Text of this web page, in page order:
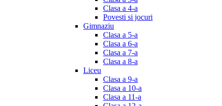
Clasa a 4-a
Povesti si jocuri
Gimnaziu
Clasa a 5-a
Clasa a 6-a
Clasa a 7-a
Clasa a 8-a
Liceu
Clasa a 9-a
Clasa a 10-a
Clasa a 11-a